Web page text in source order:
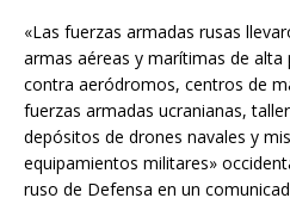
«Las fuerzas armadas rusas
armas aéreas y marítimas de alta
contra aeródromos, centros de
fuerzas armadas ucranianas,
depósitos de drones navales y
equipamientos militares»
ruso de Defensa en un